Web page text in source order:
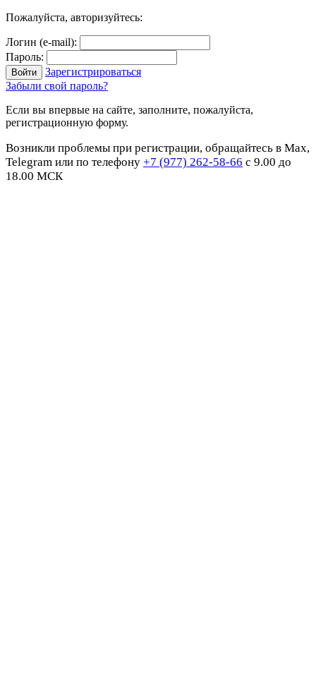
Пожалуйста, авторизуйтесь:
Логин (e-mail):
Пароль:
Зарегистрироваться
Забыли свой пароль?
Если вы впервые на сайте, заполните, пожалуйста,
регистрационную форму.
Возникли проблемы при регистрации, обращайтесь в Max,
Telegram или по телефону +7 (977) 262-58-66 с 9.00 до
18.00 МСК